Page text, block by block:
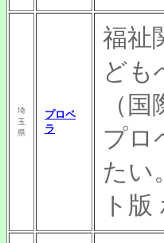
埼
玉
県
プロペ
ラ
福祉
ども
（
プロ
たい
ト